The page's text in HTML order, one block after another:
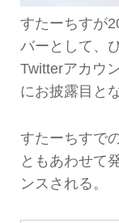
すたーちすが
バーとして、
Twitterアカウ
にお披露目と
すたーちすで
ともあわせて
ンスされる。